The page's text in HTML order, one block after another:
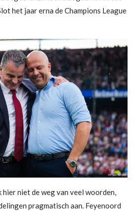
het jaar erna de Champions League
hier niet de weg van veel woorden,
pragmatisch aan. Feyenoord